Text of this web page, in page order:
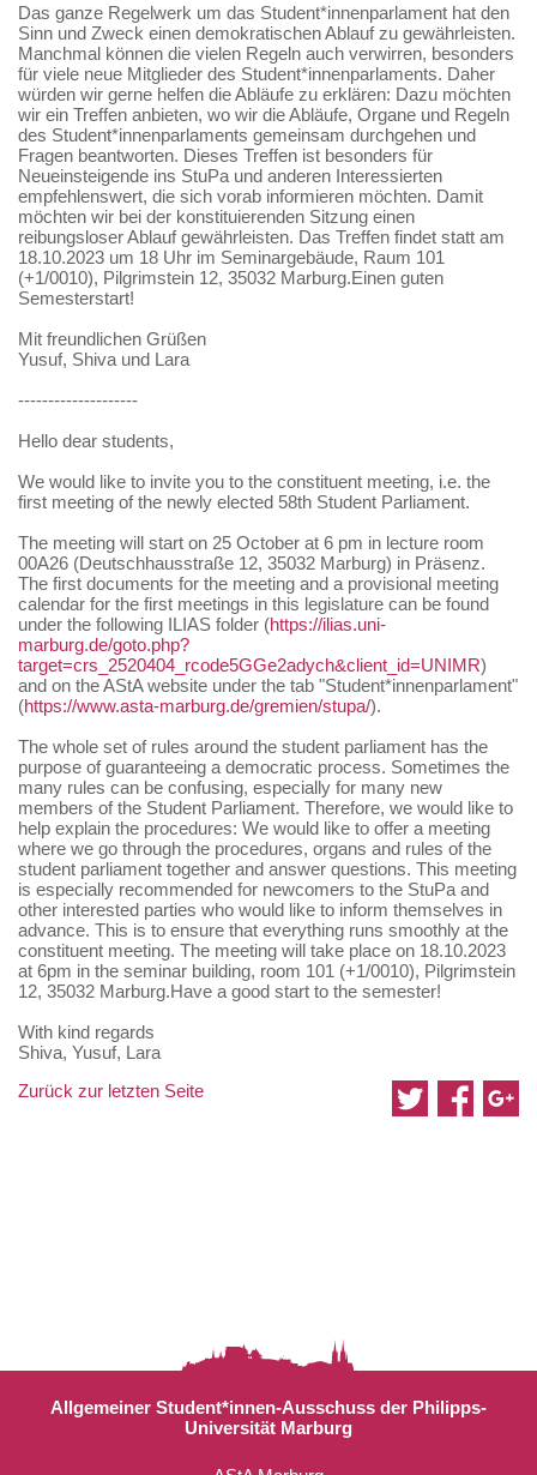
Das ganze Regelwerk um das Student*innenparlament hat den
Sinn und Zweck einen demokratischen Ablauf zu gewährleisten.
Manchmal können die vielen Regeln auch verwirren, besonders
für viele neue Mitglieder des Student*innenparlaments. Daher
würden wir gerne helfen die Abläufe zu erklären: Dazu möchten
wir ein Treffen anbieten, wo wir die Abläufe, Organe und Regeln
des Student*innenparlaments gemeinsam durchgehen und
Fragen beantworten. Dieses Treffen ist besonders für
Neueinsteigende ins StuPa und anderen Interessierten
empfehlenswert, die sich vorab informieren möchten. Damit
möchten wir bei der konstituierenden Sitzung einen
reibungsloser Ablauf gewährleisten. Das Treffen findet statt am
18.10.2023 um 18 Uhr im Seminargebäude, Raum 101
(+1/0010), Pilgrimstein 12, 35032 Marburg.Einen guten
Semesterstart!
Mit freundlichen Grüßen
Yusuf, Shiva und Lara
--------------------
Hello dear students,
We would like to invite you to the constituent meeting, i.e. the
first meeting of the newly elected 58th Student Parliament.
The meeting will start on 25 October at 6 pm in lecture room
00A26 (Deutschhausstraße 12, 35032 Marburg) in Präsenz.
The first documents for the meeting and a provisional meeting
calendar for the first meetings in this legislature can be found
under the following ILIAS folder (https://ilias.uni-
marburg.de/goto.php?
target=crs_2520404_rcode5GGe2adych&client_id=UNIMR)
and on the AStA website under the tab "Student*innenparlament"
(https://www.asta-marburg.de/gremien/stupa/).
The whole set of rules around the student parliament has the
purpose of guaranteeing a democratic process. Sometimes the
many rules can be confusing, especially for many new
members of the Student Parliament. Therefore, we would like to
help explain the procedures: We would like to offer a meeting
where we go through the procedures, organs and rules of the
student parliament together and answer questions. This meeting
is especially recommended for newcomers to the StuPa and
other interested parties who would like to inform themselves in
advance. This is to ensure that everything runs smoothly at the
constituent meeting. The meeting will take place on 18.10.2023
at 6pm in the seminar building, room 101 (+1/0010), Pilgrimstein
12, 35032 Marburg.Have a good start to the semester!
With kind regards
Shiva, Yusuf, Lara
Zurück zur letzten Seite
Allgemeiner Student*innen-Ausschuss der Philipps-
Universität Marburg